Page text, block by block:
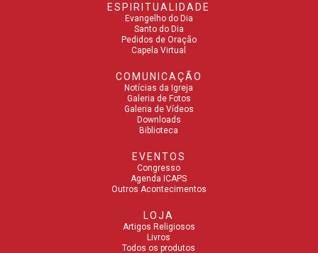
ESPIRITUALIDADE
Evangelho do Dia
Santo do Dia
Pedidos de Oração
Capela Virtual
COMUNICAÇÃO
Notícias da Igreja
Galeria de Fotos
Galeria de Vídeos
Downloads
Biblioteca
EVENTOS
Congresso
Agenda ICAPS
Outros Acontecimentos
LOJA
Artigos Religiosos
Livros
Todos os produtos